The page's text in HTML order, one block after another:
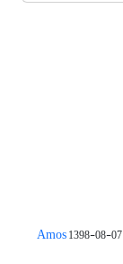
1398-08-07